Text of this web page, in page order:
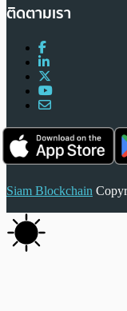
ติดตามเรา
Siam Blockchain